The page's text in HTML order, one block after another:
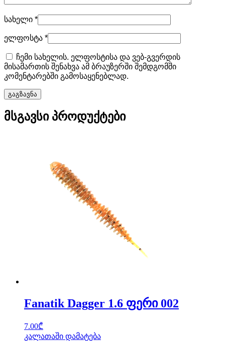
სახელი *
ელფოსტა *
ჩემი სახელის. ელფოსტისა და ვებ-გვერდის
მისამართის შენახვა ამ ბრაუზერში შემდგომში
კომენტარებში გამოსაყენებლად.
მსგავსი პროდუქტები
Fanatik Dagger 1.6 ფერი 002
7.00₾
კალათაში დამატება